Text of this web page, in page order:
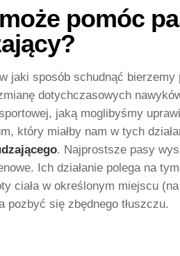
pomóc
jaki sposób schudnąć bierzemy
dotychczasowych
jaką moglibyśmy
który miałby nam w tych
. Najprostsze pasy
Ich działanie polega na
ciała w określonym miejscu
pozbyć się zbędnego tłuszczu.